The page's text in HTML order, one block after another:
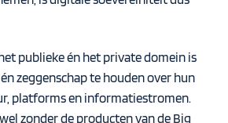
publieke én het private domein is
zeggenschap te houden over hun
platforms en informatiestromen.
zonder de producten van de Big